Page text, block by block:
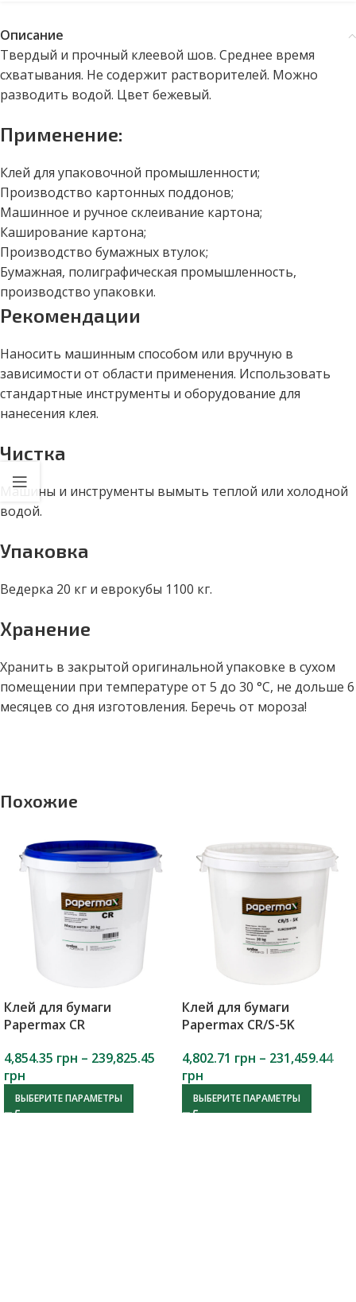
Описание
Твердый и прочный клеевой шов. Среднее время
схватывания. Не содержит растворителей. Можно
разводить водой. Цвет бежевый.
Применение:
Клей для упаковочной промышленности;
Производство картонных поддонов;
Машинное и ручное склеивание картона;
Каширование картона;
Производство бумажных втулок;
Бумажная, полиграфическая промышленность,
производство упаковки.
Рекомендации
Наносить машинным способом или вручную в
зависимости от области применения. Использовать
стандартные инструменты и оборудование для
нанесения клея.
Чистка
Машины и инструменты вымыть теплой или холодной
водой.
Упаковка
Ведерка 20 кг и еврокубы 1100 кг.
Хранение
Хранить в закрытой оригинальной упаковке в сухом
помещении при температуре от 5 до 30 °C, не дольше 6
месяцев со дня изготовления. Беречь от мороза!
Похожие
Клей для бумаги
Papermax CR
4,854.35 грн – 239,825.45
грн
ВЫБЕРИТЕ ПАРАМЕТРЫ
Клей для бумаги
Papermax CR/S-5K
4,802.71 грн – 231,459.44
грн
ВЫБЕРИТЕ ПАРАМЕТРЫ